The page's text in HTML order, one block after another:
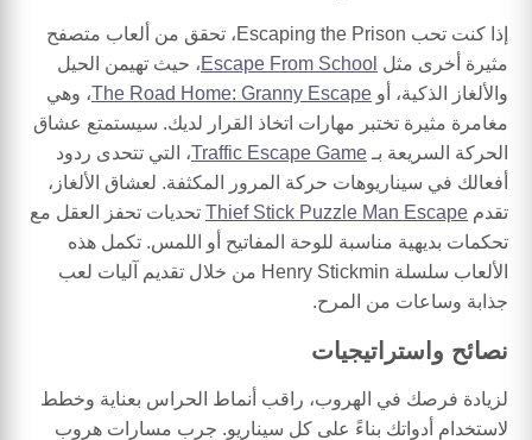
إذا كنت تحب Escaping the Prison، تحقق من ألعاب متصفح
مثيرة أخرى مثل Escape From School، حيث تهيمن الحيل
والألغاز الذكية، أو The Road Home: Granny Escape، وهي
مغامرة مثيرة تختبر مهارات اتخاذ القرار لديك. سيستمتع عشاق
الحركة السريعة بـ Traffic Escape Game، التي تتحدى ردود
أفعالك في سيناريوهات حركة المرور المكثفة. لعشاق الألغاز،
تقدم Thief Stick Puzzle Man Escape تحديات تحفز العقل مع
تحكمات بديهية مناسبة للوحة المفاتيح أو اللمس. تكمل هذه
الألعاب سلسلة Henry Stickmin من خلال تقديم آليات لعب
جذابة وساعات من المرح.
نصائح واستراتيجيات
لزيادة فرصك في الهروب، راقب أنماط الحراس بعناية وخطط
لاستخدام أدواتك بناءً على كل سيناريو. جرب مسارات هروب